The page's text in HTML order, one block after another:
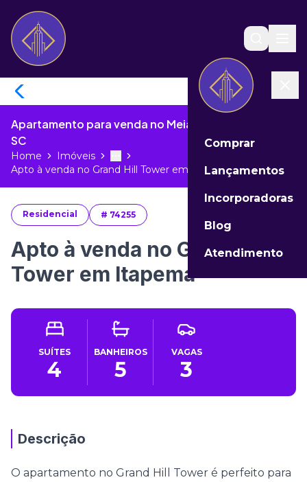
Comprar
Lançamentos
Incorporadoras
Blog
Atendimento
Apartamento para venda no Meia Praia de Itapema -
SC
Home Imóveis More
Toggle menu
Apto à venda no Grand Hill Tower em...
Residencial # 74255
Apto à venda no Grand Hill
Tower em Itapema
SUÍTES
4
BANHEIROS
5
VAGAS
3
Descrição
O apartamento no Grand Hill Tower é perfeito para